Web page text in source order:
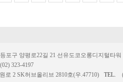
포구 양평로22길 21 선유도코오롱디지털타워
(02) 323-4197
로 2 SK허브올리브 2810호(우.47710) TEL.